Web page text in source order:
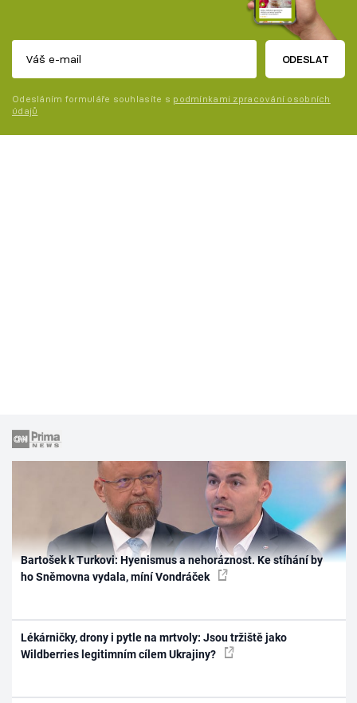
ODESLAT
Odesláním formuláře souhlasíte s podmínkami zpracování osobních
údajů
Bartošek k Turkovi: Hyenismus a nehoráznost. Ke stíhání by
ho Sněmovna vydala, míní Vondráček
Lékárničky, drony i pytle na mrtvoly: Jsou tržiště jako
Wildberries legitimním cílem Ukrajiny?